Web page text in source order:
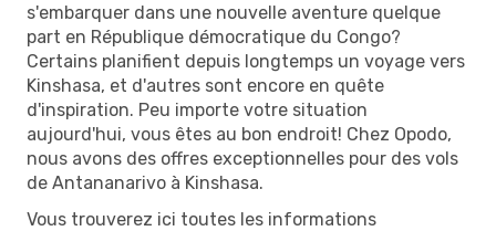
s'embarquer dans une nouvelle aventure quelque
part en République démocratique du Congo?
Certains planifient depuis longtemps un voyage vers
Kinshasa, et d'autres sont encore en quête
d'inspiration. Peu importe votre situation
aujourd'hui, vous êtes au bon endroit! Chez Opodo,
nous avons des offres exceptionnelles pour des vols
de Antananarivo à Kinshasa.
Vous trouverez ici toutes les informations